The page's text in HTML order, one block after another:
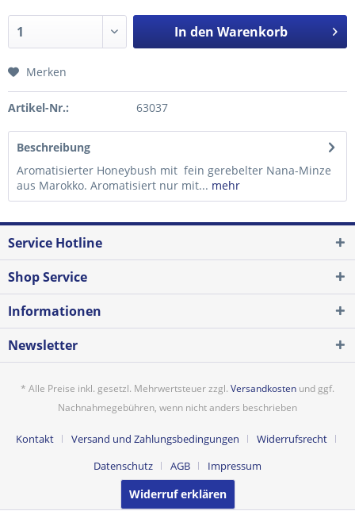
In den Warenkorb
Merken
Artikel-Nr.: 63037
Beschreibung
Aromatisierter Honeybush mit fein gerebelter Nana-Minze
aus Marokko. Aromatisiert nur mit... mehr
Service Hotline
Shop Service
Informationen
Newsletter
* Alle Preise inkl. gesetzl. Mehrwertsteuer zzgl. Versandkosten und ggf.
Nachnahmegebühren, wenn nicht anders beschrieben
Kontakt Versand und Zahlungsbedingungen
Widerrufsrecht
Datenschutz
AGB Impressum
Widerruf erklären